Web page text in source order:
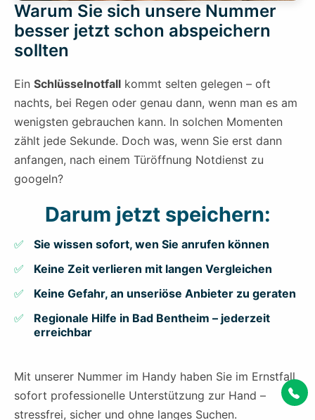
Warum Sie sich unsere Nummer
besser jetzt schon abspeichern
sollten
Ein Schlüsselnotfall kommt selten gelegen – oft
nachts, bei Regen oder genau dann, wenn man es am
wenigsten gebrauchen kann. In solchen Momenten
zählt jede Sekunde. Doch was, wenn Sie erst dann
anfangen, nach einem Türöffnung Notdienst zu
googeln?
Darum jetzt speichern:
Sie wissen sofort, wen Sie anrufen können
Keine Zeit verlieren mit langen Vergleichen
Keine Gefahr, an unseriöse Anbieter zu geraten
Regionale Hilfe in Bad Bentheim – jederzeit
erreichbar
Mit unserer Nummer im Handy haben Sie im Ernstfall
sofort professionelle Unterstützung zur Hand –
stressfrei, sicher und ohne langes Suchen.